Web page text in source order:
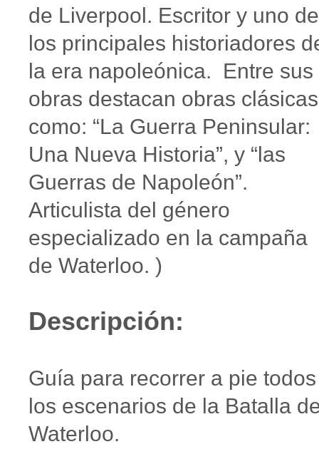
de Liverpool. Escritor y uno de
los principales historiadores
la era napoleónica. Entre sus
obras destacan obras clásicas
como: “La Guerra Peninsular:
Una Nueva Historia”, y “las
Guerras de Napoleón”.
Articulista del género
especializado en la campaña
de Waterloo. )
Descripción:
Guía para recorrer a pie todos
los escenarios de la Batalla
Waterloo.